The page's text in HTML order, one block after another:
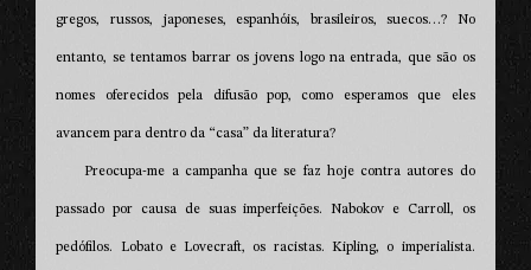
gregos, russos, japoneses, espanhóis, brasileiros, suecos…? No
entanto, se tentamos barrar os jovens logo na entrada, que são os
nomes oferecidos pela difusão pop, como esperamos que eles
avancem para dentro da “casa” da literatura?
Preocupa-me a campanha que se faz hoje contra autores do
passado por causa de suas imperfeições. Nabokov e Carroll, os
pedófilos. Lobato e Lovecraft, os racistas. Kipling, o imperialista.